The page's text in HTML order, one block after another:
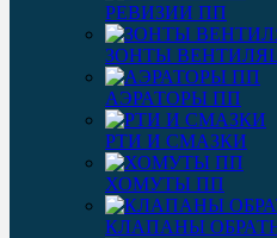
РЕВИЗИИ ПП
ЗОНТЫ
АЭРАТОРЫ ПП
РТИ И СМАЗКИ
ХОМУТЫ ПП
КЛАПАНЫ